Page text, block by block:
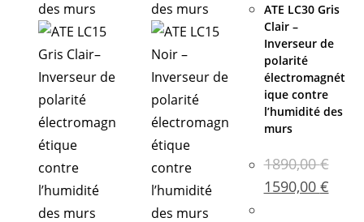
ATE LC30 Gris
Clair –
Inverseur de
polarité
électromagnét
ique contre
l’humidité des
murs
1890,00€
1590,00 €